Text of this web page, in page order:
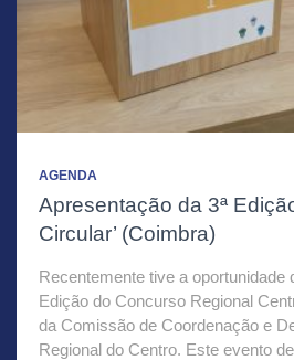
AGENDA
Apresentação da 3ª
Circular’ (Coimbra)
Recentemente tive a oportunidade
Edição do Concurso Regional
da Comissão de Coordenação e
Regional do Centro. Este evento